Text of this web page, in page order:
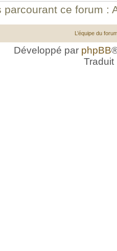
parcourant ce forum :
L’équipe du
Développé par phpBB